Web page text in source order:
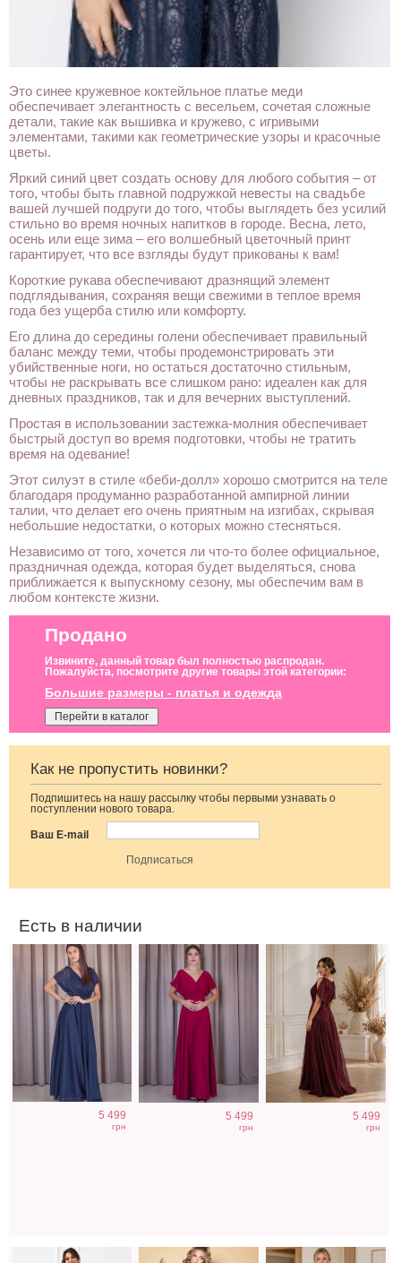
Это синее кружевное коктейльное платье меди
обеспечивает элегантность с весельем, сочетая сложные
детали, такие как вышивка и кружево, с игривыми
элементами, такими как геометрические узоры и красочные
цветы.
Яркий синий цвет создать основу для любого события – от
того, чтобы быть главной подружкой невесты на свадьбе
вашей лучшей подруги до того, чтобы выглядеть без усилий
стильно во время ночных напитков в городе. Весна, лето,
осень или еще зима – его волшебный цветочный принт
гарантирует, что все взгляды будут прикованы к вам!
Короткие рукава обеспечивают дразнящий элемент
подглядывания, сохраняя вещи свежими в теплое время
года без ущерба стилю или комфорту.
Его длина до середины голени обеспечивает правильный
баланс между теми, чтобы продемонстрировать эти
убийственные ноги, но остаться достаточно стильным,
чтобы не раскрывать все слишком рано: идеален как для
дневных праздников, так и для вечерних выступлений.
Простая в использовании застежка-молния обеспечивает
быстрый доступ во время подготовки, чтобы не тратить
время на одевание!
Этот силуэт в стиле «беби-долл» хорошо смотрится на теле
благодаря продуманно разработанной ампирной линии
талии, что делает его очень приятным на изгибах, скрывая
небольшие недостатки, о которых можно стесняться.
Независимо от того, хочется ли что-то более официальное,
праздничная одежда, которая будет выделяться, снова
приближается к выпускному сезону, мы обеспечим вам в
любом контексте жизни.
Продано
Извините, данный товар был полностью распродан.
Пожалуйста, посмотрите другие товары этой категории:
Большие размеры - платья и одежда
Перейти в каталог
Как не пропустить новинки?
Подпишитесь на нашу рассылку чтобы первыми узнавать о
поступлении нового товара.
Ваш E-mail
Есть в наличии
Вечернее
блестящее синее
платье на
короткий рукав
5 499
грн
Вечернее
нарядное платье
с рукавом
5 499
грн
Вечернее
5 499
грн
Вечернее
лавандовое
платье в пол
Вечернее синее
платье в пол на
короткий рукав
Вечернее
шифоновое
синее платье в